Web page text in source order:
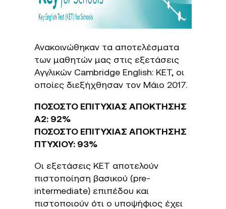
Ανακοινώθηκαν τα αποτελέσματα
των μαθητών μας στις εξετάσεις
Αγγλικών Cambridge English: KET, οι
οποίες διεξήχθησαν τον Μάιο 2017.
ΠΟΣΟΣΤΟ ΕΠΙΤΥΧΙΑΣ ΑΠΟΚΤΗΣΗΣ
A2: 92%
ΠΟΣΟΣΤΟ ΕΠΙΤΥΧΙΑΣ ΑΠΟΚΤΗΣΗΣ
ΠΤΥΧΙΟΥ: 93%
Οι εξετάσεις ΚΕΤ αποτελούν
πιστοποίηση βασικού (pre-
intermediate) επιπέδου και
πιστοποιούν ότι ο υποψήφιος έχει